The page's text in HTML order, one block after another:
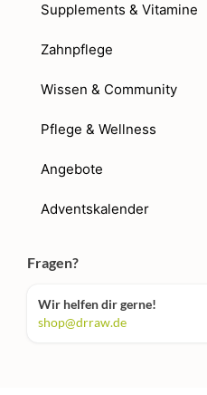
Supplements & Vitamine
Zahnpflege
Wissen & Community
Pflege & Wellness
Angebote
Adventskalender
Fragen?
Wir helfen dir gerne!
shop@drraw.de